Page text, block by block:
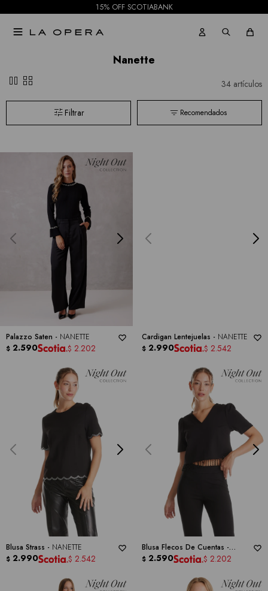
15% OFF SCOTIABANK

Nanette
pause grid_view 34 artículos
Recomendados
Palazzo Saten - NANETTE
$ 2.590 $ 2.202
Cardigan Lentejuelas - NANETTE
$ 2.990 $ 2.542
Blusa Strass - NANETTE
$ 2.990 $ 2.542
Blusa Flecos De Cuentas -
NANETTE
$ 2.590 $ 2.202